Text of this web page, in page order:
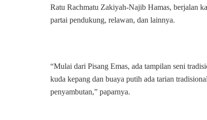
Ratu Rachmatu Zakiyah-Najib Hamas, berjalan
partai pendukung, relawan, dan lainnya.
“Mulai dari Pisang Emas, ada tampilan seni
kuda kepang dan buaya putih ada tarian
penyambutan,” paparnya.